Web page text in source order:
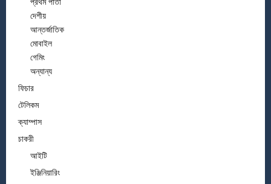
প্রথম পাতা
দেশীয়
আন্তর্জাতিক
মোবাইল
গেমিং
অন্যান্য
ফিচার
টেলিকম
ক্যাম্পাস
চাকরী
আইটি
ইঞ্জিনিয়ারিং